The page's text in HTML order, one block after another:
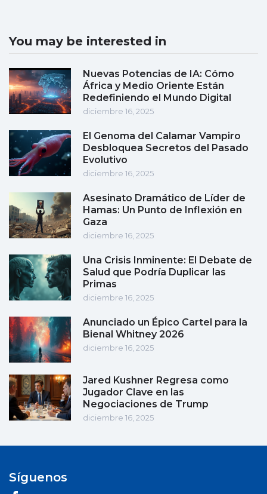
You may be interested in
Nuevas Potencias de IA: Cómo
África y Medio Oriente Están
Redefiniendo el Mundo Digital
diciembre 16, 2025
El Genoma del Calamar Vampiro
Desbloquea Secretos del Pasado
Evolutivo
diciembre 16, 2025
Asesinato Dramático de Líder de
Hamas: Un Punto de Inflexión en
Gaza
diciembre 16, 2025
Una Crisis Inminente: El Debate de
Salud que Podría Duplicar las
Primas
diciembre 16, 2025
Anunciado un Épico Cartel para la
Bienal Whitney 2026
diciembre 16, 2025
Jared Kushner Regresa como
Jugador Clave en las
Negociaciones de Trump
diciembre 16, 2025
Síguenos